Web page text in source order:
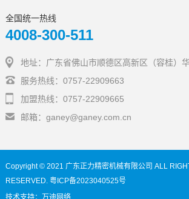
全国统一热线
4008-300-511
地址：广东省佛山市顺德区高新区（容桂）
服务热线：0757-22909663
加盟热线：0757-22909665
邮箱： ganey@ganey.com.cn
Copyright © 2021 广东正力精密机械有限公司 ALL
RESERVED. 粤ICP备2023040525号
技术支持： 万迪网络